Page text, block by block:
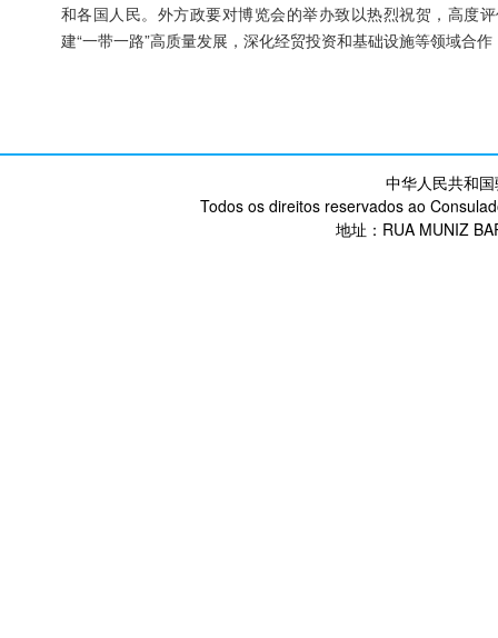
和各国人民。外方政要对博览会的举办致以热烈祝贺，高度
建“一带一路”高质量发展，深化经贸投资和基础设施等领域合
中华人民共和
Todos os direitos reservados ao
地址：RUA MUNIZ